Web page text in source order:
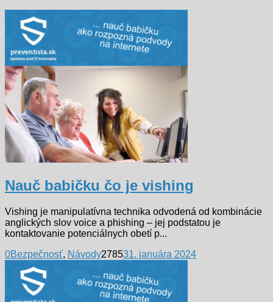
Nauč babičku čo je vishing
Vishing je manipulatívna technika odvodená od kombinácie
anglických slov voice a phishing – jej podstatou je
kontaktovanie potenciálnych obetí p...
0Bezpečnosť, Návody278531. januára 2024